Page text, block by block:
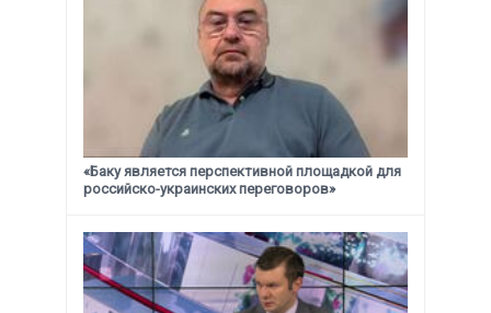
«Баку является перспективной площадкой для
российско-украинских переговоров»